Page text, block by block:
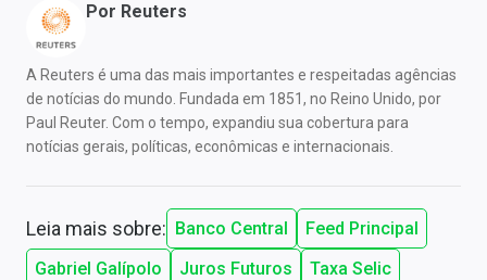
Por Reuters
A Reuters é uma das mais importantes e respeitadas agências
de notícias do mundo. Fundada em 1851, no Reino Unido, por
Paul Reuter. Com o tempo, expandiu sua cobertura para
notícias gerais, políticas, econômicas e internacionais.
Leia mais sobre: Banco Central
Feed Principal
Gabriel Galípolo
Juros Futuros
Taxa Selic